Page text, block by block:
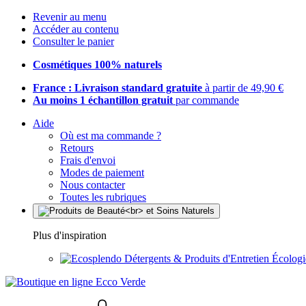
Revenir au menu
Accéder au contenu
Consulter le panier
Cosmétiques 100% naturels
France : Livraison standard gratuite à partir de 49,90 €
Au moins 1 échantillon gratuit par commande
Aide
Où est ma commande ?
Retours
Frais d'envoi
Modes de paiement
Nous contacter
Toutes les rubriques
Plus d'inspiration
Détergents & Produits d'Entretien